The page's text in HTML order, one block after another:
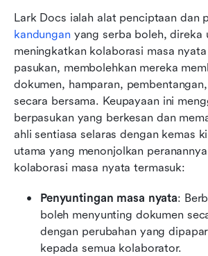
kandungan yang serba boleh, direka
meningkatkan kolaborasi masa
pasukan, membolehkan mereka
dokumen, hamparan,
secara bersama. Keupayaan ini
berpasukan yang berkesan dan
ahli sentiasa selaras dengan kemas
utama yang menonjolkan
kolaborasi masa nyata termasuk:
Penyuntingan masa nyata:
boleh menyunting dokumen
dengan perubahan yang
kepada semua kolaborator.